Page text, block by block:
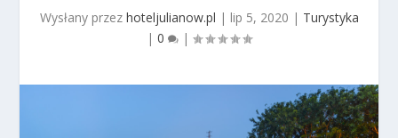
Wysłany przez hoteljulianow.pl | lip 5, 2020 | Turystyka
| 0 |